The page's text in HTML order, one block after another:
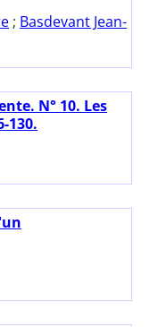
; Basdevant Jean-
N° 10. Les
130.